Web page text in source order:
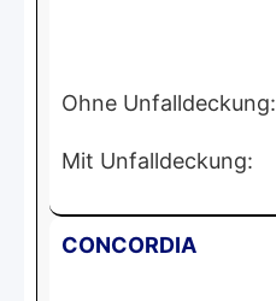
Ohne Unfalldeckung:
Mit Unfalldeckung:
CONCORDIA